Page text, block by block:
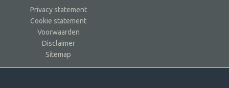
Privacy statement
Cookie statement
Voorwaarden
Disclaimer
Sitemap